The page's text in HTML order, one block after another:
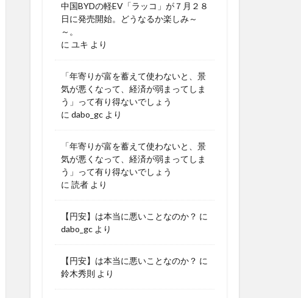
中国BYDの軽EV「ラッコ」が７月２８
日に発売開始。どうなるか楽しみ～
～。
に ユキ より
「年寄りが富を蓄えて使わないと、景
気が悪くなって、経済が弱まってしま
う」って有り得ないでしょう
に dabo_gc より
「年寄りが富を蓄えて使わないと、景
気が悪くなって、経済が弱まってしま
う」って有り得ないでしょう
に 読者 より
【円安】は本当に悪いことなのか？ に
dabo_gc より
【円安】は本当に悪いことなのか？ に
鈴木秀則 より